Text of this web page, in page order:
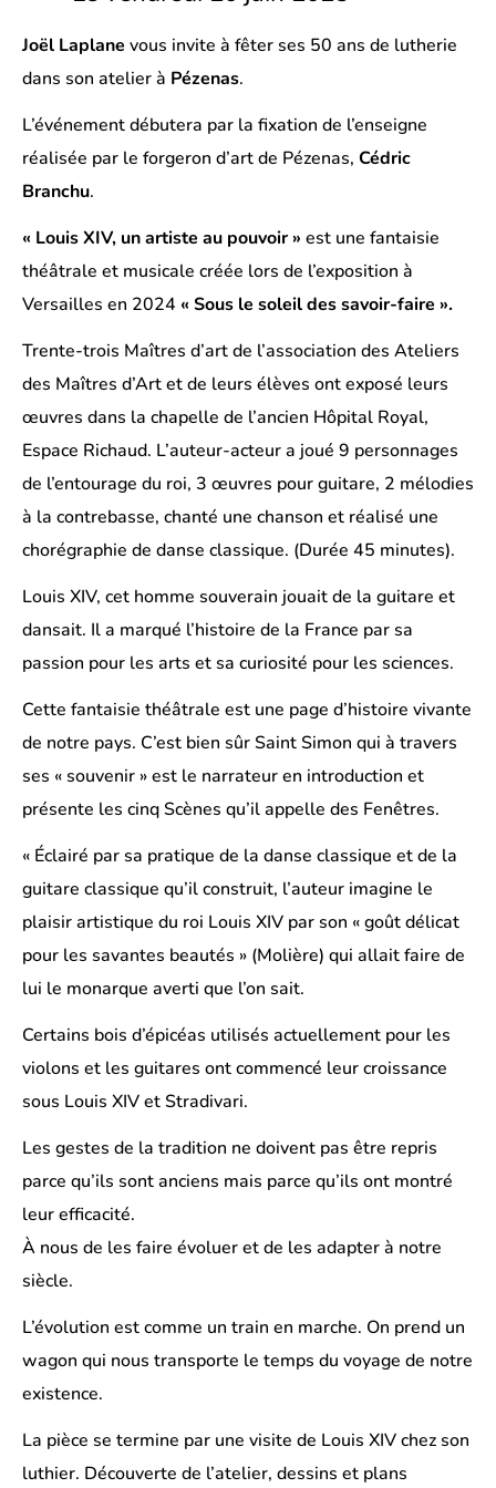
Joël Laplane vous invite à fêter ses 50 ans de lutherie
dans son atelier à Pézenas.
L’événement débutera par la fixation de l’enseigne
réalisée par le forgeron d’art de Pézenas, Cédric
Branchu.
« Louis XIV, un artiste au pouvoir » est une fantaisie
théâtrale et musicale créée lors de l’exposition à
Versailles en 2024 « Sous le soleil des savoir-faire ».
Trente-trois Maîtres d’art de l’association des Ateliers
des Maîtres d’Art et de leurs élèves ont exposé leurs
œuvres dans la chapelle de l’ancien Hôpital Royal,
Espace Richaud. L’auteur-acteur a joué 9 personnages
de l’entourage du roi, 3 œuvres pour guitare, 2 mélodies
à la contrebasse, chanté une chanson et réalisé une
chorégraphie de danse classique. (Durée 45 minutes).
Louis XIV, cet homme souverain jouait de la guitare et
dansait. Il a marqué l’histoire de la France par sa
passion pour les arts et sa curiosité pour les sciences.
Cette fantaisie théâtrale est une page d’histoire vivante
de notre pays. C’est bien sûr Saint Simon qui à travers
ses « souvenir » est le narrateur en introduction et
présente les cinq Scènes qu’il appelle des Fenêtres.
« Éclairé par sa pratique de la danse classique et de la
guitare classique qu’il construit, l’auteur imagine le
plaisir artistique du roi Louis XIV par son « goût délicat
pour les savantes beautés » (Molière) qui allait faire de
lui le monarque averti que l’on sait.
Certains bois d’épicéas utilisés actuellement pour les
violons et les guitares ont commencé leur croissance
sous Louis XIV et Stradivari.
Les gestes de la tradition ne doivent pas être repris
parce qu’ils sont anciens mais parce qu’ils ont montré
leur efficacité.
À nous de les faire évoluer et de les adapter à notre
siècle.
L’évolution est comme un train en marche. On prend un
wagon qui nous transporte le temps du voyage de notre
existence.
La pièce se termine par une visite de Louis XIV chez son
luthier. Découverte de l’atelier, dessins et plans